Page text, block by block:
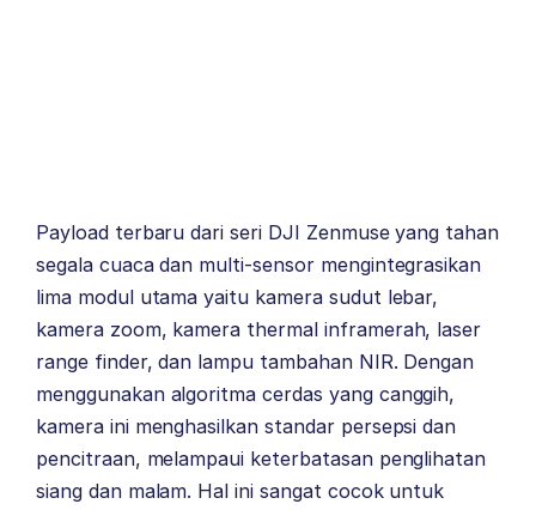
Payload terbaru dari seri DJI Zenmuse yang tahan
segala cuaca dan multi-sensor mengintegrasikan
lima modul utama yaitu kamera sudut lebar,
kamera zoom, kamera thermal inframerah, laser
range finder, dan lampu tambahan NIR. Dengan
menggunakan algoritma cerdas yang canggih,
kamera ini menghasilkan standar persepsi dan
pencitraan, melampaui keterbatasan penglihatan
siang dan malam. Hal ini sangat cocok untuk